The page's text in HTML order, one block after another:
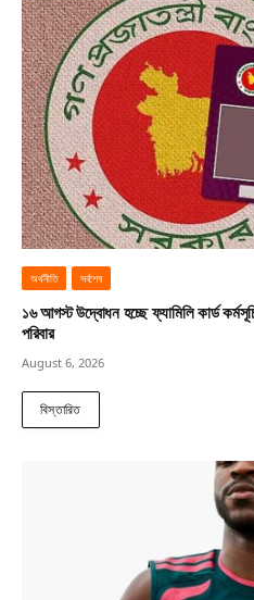
অর্থনীতি সর্বশেষ
১৬ আগস্ট উদ্বোধন হচ্ছে ফ্যামিলি কার্ড
পরিবার
August 6, 2026
বিস্তারিত